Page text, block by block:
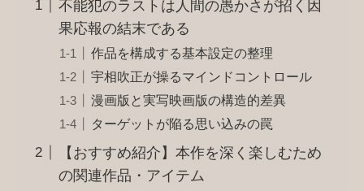
不能犯のラストは人間の愚かさが招く因
果応報の結末である
作品を構成する基本設定の整理
宇相吹正が操るマインドコントロール
漫画版と実写映画版の構造的差異
ターゲットが陥る思い込みの罠
【おすすめ紹介】本作を深く楽しむため
の関連作品・アイテム